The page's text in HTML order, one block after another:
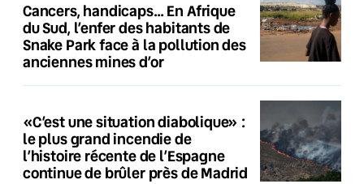
Cancers, handicaps… En Afrique
du Sud, l’enfer des habitants de
Snake Park face à la pollution des
anciennes mines d’or
«C’est une situation diabolique» :
le plus grand incendie de
l’histoire récente de l’Espagne
continue de brûler près de Madrid